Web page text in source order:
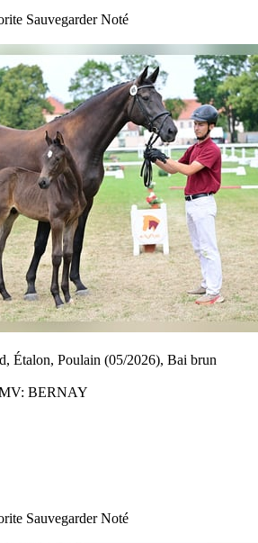
Sauvegarder Noté
Étalon, Poulain (05/2026), Bai brun
BERNAY
Sauvegarder Noté